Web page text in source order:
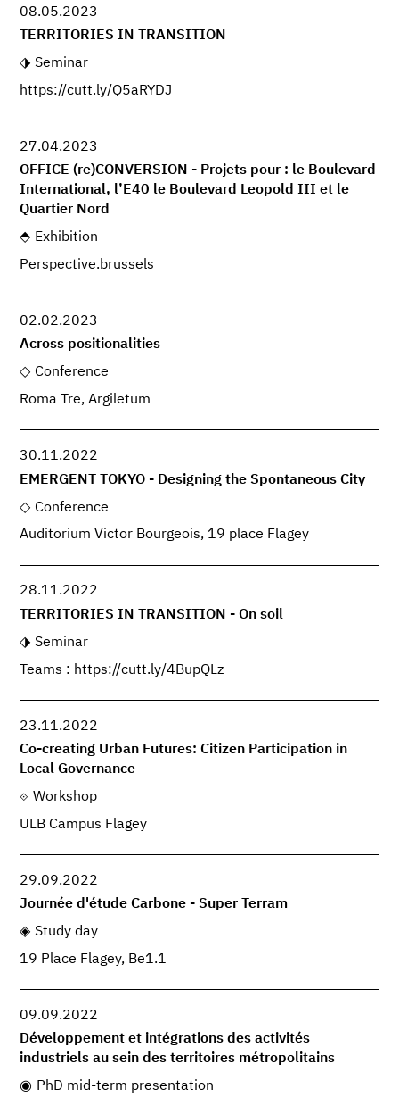
08.05.2023
TERRITORIES IN TRANSITION
Seminar
https://cutt.ly/Q5aRYDJ
27.04.2023
OFFICE (re)CONVERSION - Projets pour : le Boulevard
International, l’E40 le Boulevard Leopold III et le
Quartier Nord
Exhibition
Perspective.brussels
02.02.2023
Across positionalities
Conference
Roma Tre, Argiletum
30.11.2022
EMERGENT TOKYO - Designing the Spontaneous City
Conference
Auditorium Victor Bourgeois, 19 place Flagey
28.11.2022
TERRITORIES IN TRANSITION - On soil
Seminar
Teams : https://cutt.ly/4BupQLz
23.11.2022
Co-creating Urban Futures: Citizen Participation in
Local Governance
Workshop
ULB Campus Flagey
29.09.2022
Journée d'étude Carbone - Super Terram
Study day
19 Place Flagey, Be1.1
09.09.2022
Développement et intégrations des activités
industriels au sein des territoires métropolitains
PhD mid-term presentation